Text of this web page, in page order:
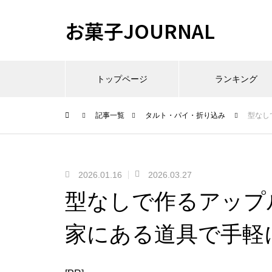
お菓子JOURNAL
トップページ ランキング
記事一覧 タルト・パイ・折り込み 型なし
2026.01.16 2026.03.27
型なしで作るアッ
家にある道具で手軽